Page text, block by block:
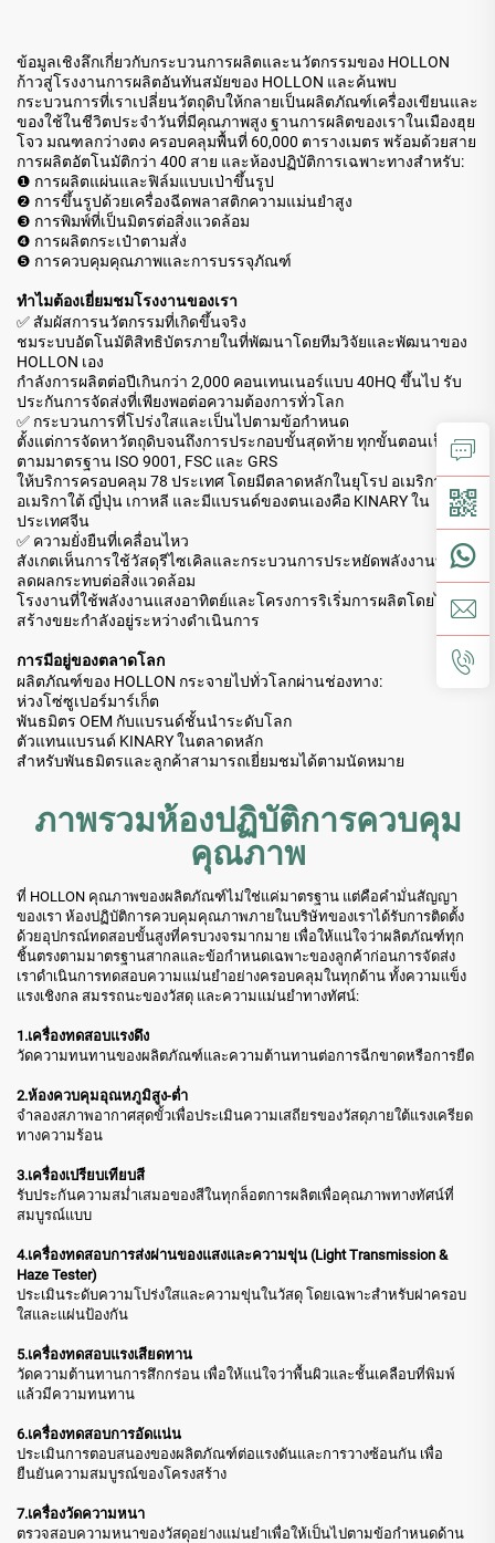
ข้อมูลเชิงลึกเกี่ยวกับกระบวนการผลิตและนวัตกรรมของ HOLLON
ก้าวสู่โรงงานการผลิตอันทันสมัยของ HOLLON และค้นพบ
กระบวนการที่เราเปลี่ยนวัตถุดิบให้กลายเป็นผลิตภัณฑ์เครื่องเขียนและ
ของใช้ในชีวิตประจำวันที่มีคุณภาพสูง ฐานการผลิตของเราในเมืองฮุย
โจว มณฑลกว่างตง ครอบคลุมพื้นที่ 60,000 ตารางเมตร พร้อมด้วยสาย
การผลิตอัตโนมัติกว่า 400 สาย และห้องปฏิบัติการเฉพาะทางสำหรับ:
❶ การผลิตแผ่นและฟิล์มแบบเป่าขึ้นรูป
❷ การขึ้นรูปด้วยเครื่องฉีดพลาสติกความแม่นยำสูง
❸ การพิมพ์ที่เป็นมิตรต่อสิ่งแวดล้อม
❹ การผลิตกระเป๋าตามสั่ง
❺ การควบคุมคุณภาพและการบรรจุภัณฑ์
ทำไมต้องเยี่ยมชมโรงงานของเรา
✅ สัมผัสการนวัตกรรมที่เกิดขึ้นจริง
ชมระบบอัตโนมัติสิทธิบัตรภายในที่พัฒนาโดยทีมวิจัยและพัฒนาของ
HOLLON เอง
กำลังการผลิตต่อปีเกินกว่า 2,000 คอนเทนเนอร์แบบ 40HQ ขึ้นไป รับ
ประกันการจัดส่งที่เพียงพอต่อความต้องการทั่วโลก
✅ กระบวนการที่โปร่งใสและเป็นไปตามข้อกำหนด
ตั้งแต่การจัดหาวัตถุดิบจนถึงการประกอบขั้นสุดท้าย ทุกขั้นตอนเป็นไป
ตามมาตรฐาน ISO 9001, FSC และ GRS
ให้บริการครอบคลุม 78 ประเทศ โดยมีตลาดหลักในยุโรป อเมริกาเหนือ
อเมริกาใต้ ญี่ปุ่น เกาหลี และมีแบรนด์ของตนเองคือ KINARY ใน
ประเทศจีน
✅ ความยั่งยืนที่เคลื่อนไหว
สังเกตเห็นการใช้วัสดุรีไซเคิลและกระบวนการประหยัดพลังงานที่ช่วย
ลดผลกระทบต่อสิ่งแวดล้อม
โรงงานที่ใช้พลังงานแสงอาทิตย์และโครงการริเริ่มการผลิตโดยไม่
สร้างขยะกำลังอยู่ระหว่างดำเนินการ
การมีอยู่ของตลาดโลก
ผลิตภัณฑ์ของ HOLLON กระจายไปทั่วโลกผ่านช่องทาง:
ห่วงโซ่ซูเปอร์มาร์เก็ต
พันธมิตร OEM กับแบรนด์ชั้นนำระดับโลก
ตัวแทนแบรนด์ KINARY ในตลาดหลัก
สำหรับพันธมิตรและลูกค้าสามารถเยี่ยมชมได้ตามนัดหมาย
ภาพรวมห้องปฏิบัติการควบคุม
คุณภาพ
ที่ HOLLON คุณภาพของผลิตภัณฑ์ไม่ใช่แค่มาตรฐาน แต่คือคำมั่นสัญญา
ของเรา ห้องปฏิบัติการควบคุมคุณภาพภายในบริษัทของเราได้รับการติดตั้ง
ด้วยอุปกรณ์ทดสอบขั้นสูงที่ครบวงจรมากมาย เพื่อให้แน่ใจว่าผลิตภัณฑ์ทุก
ชิ้นตรงตามมาตรฐานสากลและข้อกำหนดเฉพาะของลูกค้าก่อนการจัดส่ง
เราดำเนินการทดสอบความแม่นยำอย่างครอบคลุมในทุกด้าน ทั้งความแข็ง
แรงเชิงกล สมรรถนะของวัสดุ และความแม่นยำทางทัศน์:
1.เครื่องทดสอบแรงดึง
วัดความทนทานของผลิตภัณฑ์และความต้านทานต่อการฉีกขาดหรือการยืด
2.ห้องควบคุมอุณหภูมิสูง-ต่ำ
จำลองสภาพอากาศสุดขั้วเพื่อประเมินความเสถียรของวัสดุภายใต้แรงเครียด
ทางความร้อน
3.เครื่องเปรียบเทียบสี
รับประกันความสม่ำเสมอของสีในทุกล็อตการผลิตเพื่อคุณภาพทางทัศน์ที่
สมบูรณ์แบบ
4.เครื่องทดสอบการส่งผ่านของแสงและความขุ่น (Light Transmission &
Haze Tester)
ประเมินระดับความโปร่งใสและความขุ่นในวัสดุ โดยเฉพาะสำหรับฝาครอบ
ใสและแผ่นป้องกัน
5.เครื่องทดสอบแรงเสียดทาน
วัดความต้านทานการสึกกร่อน เพื่อให้แน่ใจว่าพื้นผิวและชั้นเคลือบที่พิมพ์
แล้วมีความทนทาน
6.เครื่องทดสอบการอัดแน่น
ประเมินการตอบสนองของผลิตภัณฑ์ต่อแรงดันและการวางซ้อนกัน เพื่อ
ยืนยันความสมบูรณ์ของโครงสร้าง
7.เครื่องวัดความหนา
ตรวจสอบความหนาของวัสดุอย่างแม่นยำเพื่อให้เป็นไปตามข้อกำหนดด้าน